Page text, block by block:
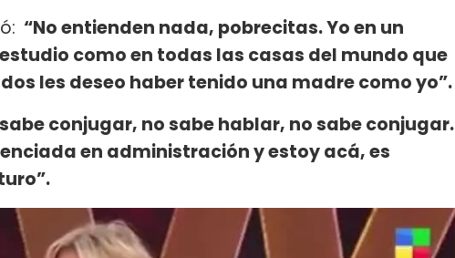
“No entienden nada, pobrecitas. Yo en un
como en todas las casas del mundo que
les deseo haber tenido una madre como yo”.
conjugar, no sabe hablar, no sabe conjugar.
en administración y estoy acá, es